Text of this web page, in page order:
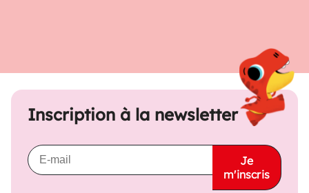
Inscription à la newsletter
Je
m'inscris